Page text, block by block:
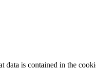
is contained in the